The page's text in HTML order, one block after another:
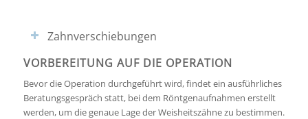
Zahnverschiebungen
VORBEREITUNG AUF DIE OPERATION
Bevor die Operation durchgeführt wird, findet ein ausführliches
Beratungsgespräch statt, bei dem Röntgenaufnahmen erstellt
werden, um die genaue Lage der Weisheitszähne zu bestimmen.